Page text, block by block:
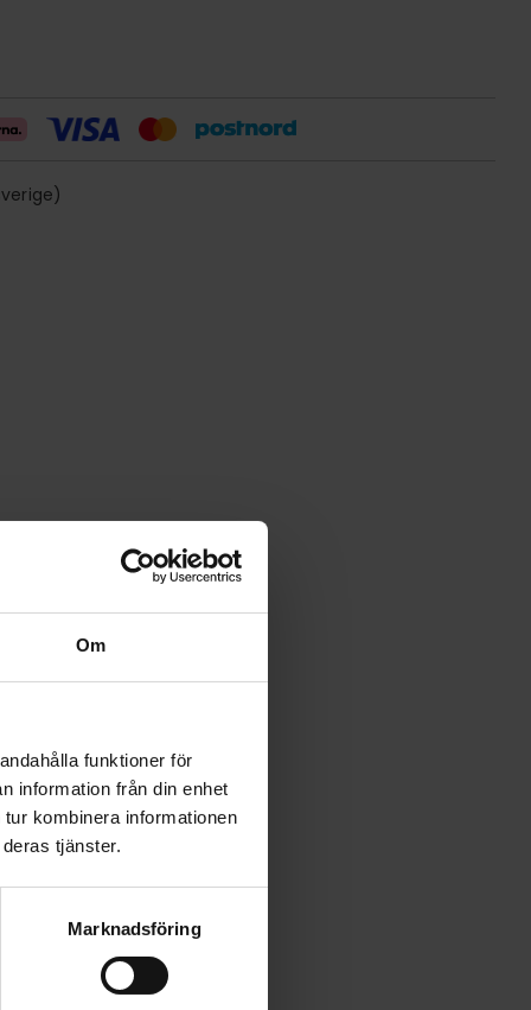
Om
funktioner för
information från din enhet
kombinera informationen
tjänster.
Marknadsföring